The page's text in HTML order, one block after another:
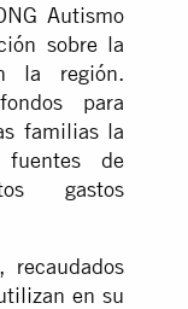
Autismo
sobre la
la región.
para
familias la
fuentes de
gastos
recaudados
en su